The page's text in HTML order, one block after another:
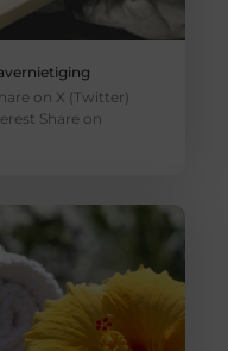
on X (Twitter)
Share on